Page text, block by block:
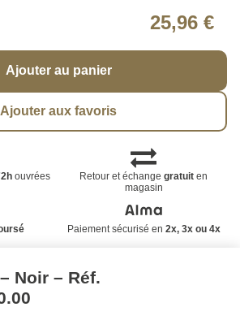
25,96 €
Ajouter au panier
Ajouter aux favoris
ouvrées Retour et échangegratuit en
magasin
Paiement sécurisé en 2x, 3x ou 4x
Noir – Réf.